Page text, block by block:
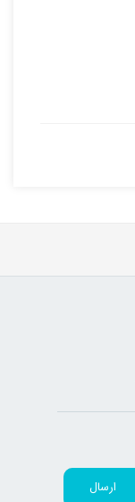
ارسال